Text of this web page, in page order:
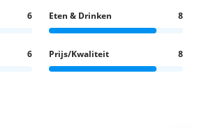
6 Eten & Drinken 8
6 Prijs/Kwaliteit 8